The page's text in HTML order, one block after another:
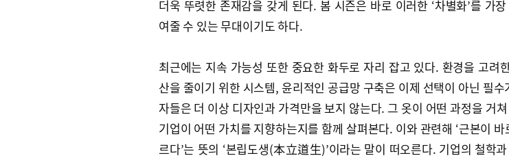
더욱 뚜렷한 존재감을 갖게 된다. 봄 시즌은 바로 이러한 ‘차별화’를 가
여줄 수 있는 무대이기도 하다.
최근에는 지속 가능성 또한 중요한 화두로 자리 잡고 있다. 환경을 고려
산을 줄이기 위한 시스템, 윤리적인 공급망 구축은 이제 선택이 아닌 필수
자들은 더 이상 디자인과 가격만을 보지 않는다. 그 옷이 어떤 과정을 거
기업이 어떤 가치를 지향하는지를 함께 살펴본다. 이와 관련해 ‘근본이
르다’는 뜻의 ‘본립도생(本立道生)’이라는 말이 떠오른다. 기업의 철학